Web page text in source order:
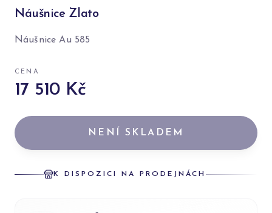
Náušnice Zlato
Náušnice Au 585
CENA
17 510 Kč
NENÍ SKLADEM
K DISPOZICI NA PRODEJNÁCH